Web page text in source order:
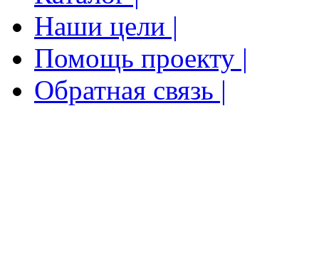
Наши цели |
Помощь проекту |
Обратная связь |